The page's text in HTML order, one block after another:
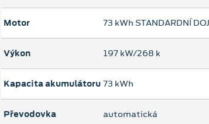
Motor
Výkon 197 kW/268 k
Kapacita akumulátoru 73 kWh
Převodovka automatická